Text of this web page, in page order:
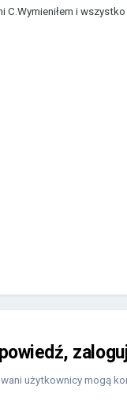
i wszystko
użytkownicy mogą